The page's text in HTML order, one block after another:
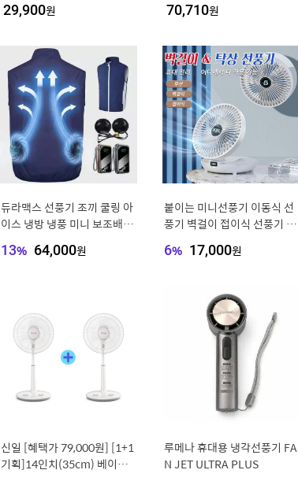
회전 BLDC 서큘레이터
29,900원 70,710원
듀라맥스 선풍기 조끼 쿨링 아
이스 냉방 냉풍 미니 보조배터
13% 64,000원
붙이는 미니선풍기 이동식 선
풍기 벽걸이 접이식 선풍기 미
기 이동식 냉풍기
6% 17,000원
신일 [혜택가 79,000원] [1+1
기획]14인치(35cm) 베이직
루메나 휴대용 냉각선풍기 FA
N JET ULTRA PLUS